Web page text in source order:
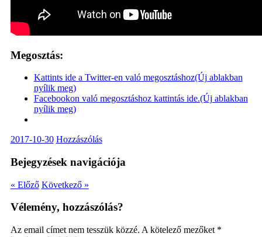
Megosztás:
Kattints ide a Twitter-en való megosztáshoz(Új ablakban
nyílik meg)
Facebookon való megosztáshoz kattintás ide.(Új ablakban
nyílik meg)
2017-10-30 Hozzászólás
Bejegyzések navigációja
« Előző Következő »
Vélemény, hozzászólás?
Az email címet nem tesszük közzé. A kötelező mezőket *